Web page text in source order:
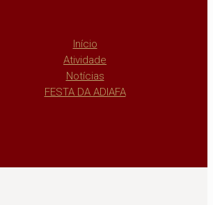
Início
Atividade
Notícias
FESTA DA ADIAFA